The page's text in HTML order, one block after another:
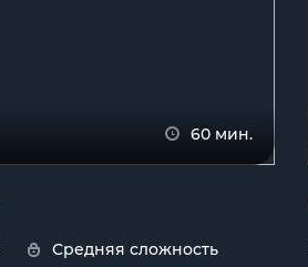
60 мин.
Средняя сложность